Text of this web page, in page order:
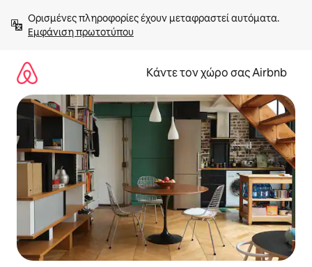
στο
περιεχόμενοΕμφάνιση πρωτοτύπου
Κάντε τον χώρο σας Airbnb